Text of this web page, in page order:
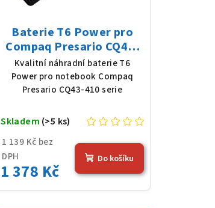
Baterie T6 Power pro
Compaq Presario CQ43-
410 serie, Li-Ion, 10,8 V,
5200 mAh (56 Wh), černá
Kvalitní náhradní baterie T6
Power pro notebook Compaq
Presario CQ43-410 serie
1 139 Kč bez
DPH
1 378 Kč
Skladem (>5 ks)
Do košíku